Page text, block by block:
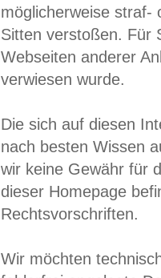
möglicherweise straf-
Sitten verstoßen. Für
Webseiten anderer
verwiesen wurde.
Die sich auf diesen
nach besten Wissen
wir keine Gewähr für
dieser Homepage
Rechtsvorschriften.
Wir möchten